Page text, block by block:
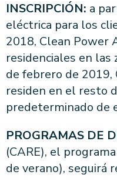
INSCRIPCIÓN: a
eléctrica para los
2018, Clean Power
residenciales en
de febrero de
residen en el resto
predeterminado de
PROGRAMAS DE
(CARE), el
de verano), seguirá